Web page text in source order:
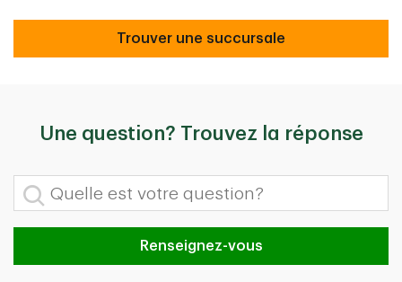
Trouver une succursale
Trouver une succursale
Une question? Trouvez la réponse
Quelle est votre question?
Renseignez-vous